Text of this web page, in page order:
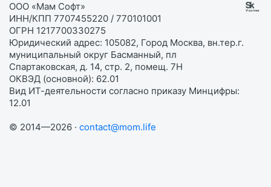
ООО «Мам Софт»
ИНН/КПП 7707455220 / 770101001
ОГРН 1217700330275
Юридический адрес: 105082, Город Москва, вн.тер.г.
муниципальный округ Басманный, пл
Спартаковская, д. 14, стр. 2, помещ. 7Н
ОКВЭД (основной): 62.01
Вид ИТ-деятельности согласно приказу Минцифры:
12.01
© 2014—2026 · contact@mom.life